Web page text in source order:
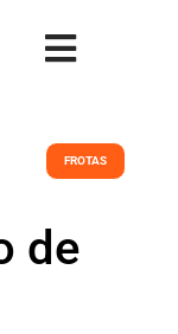
FROTAS
de